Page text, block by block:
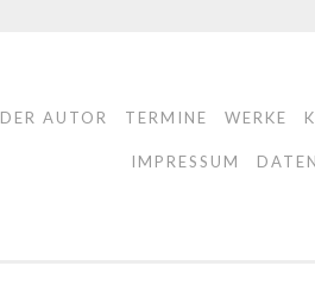
DER AUTOR TERMINE WERKE
IMPRESSUM